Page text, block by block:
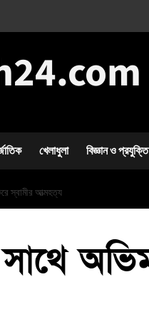
খেলাধুলা বিজ্ঞান ও প্রযুক্তি
স্বামীর আত্মহত্য
সাথে